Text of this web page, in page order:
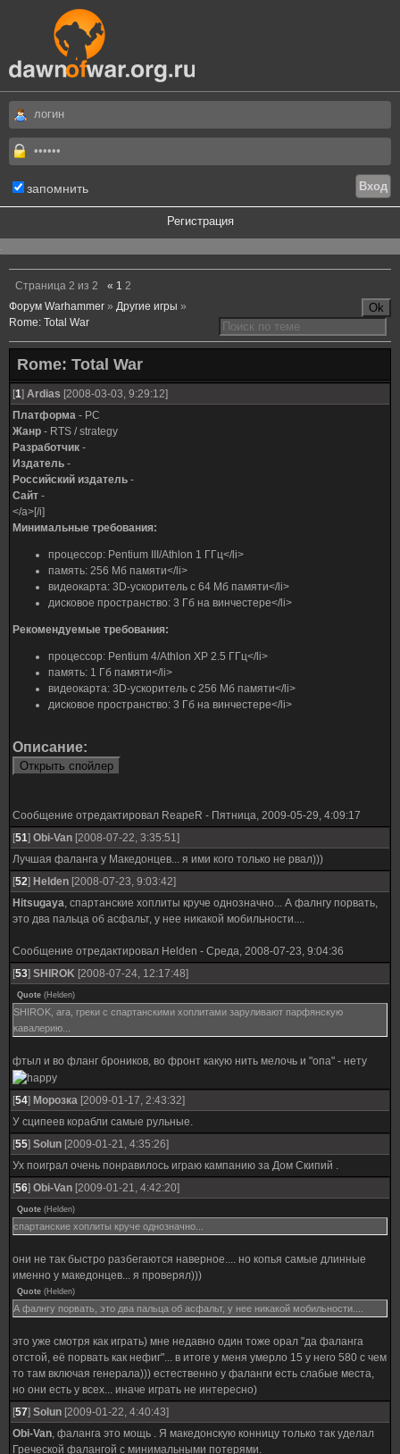
запомнить
Регистрация
.
Страница 2 из 2 « 1 2
Форум Warhammer » Другие игры »
Rome: Total War
Rome: Total War
[1] Ardias [2008-03-03, 9:29:12]
Платформа - PC
Жанр - RTS / strategy
Разработчик -
Издатель -
Российский издатель -
Сайт -
</a>[/i]
Минимальные требования:
процессор: Pentium III/Athlon 1 ГГц</li>
память: 256 Мб памяти</li>
видеокарта: 3D-ускоритель с 64 Мб памяти</li>
дисковое пространство: 3 Гб на винчестере</li>
Рекомендуемые требования:
процессор: Pentium 4/Athlon XP 2.5 ГГц</li>
память: 1 Гб памяти</li>
видеокарта: 3D-ускоритель с 256 Мб памяти</li>
дисковое пространство: 3 Гб на винчестере</li>
Описание:
Сообщение отредактировал ReapeR - Пятница, 2009-05-29, 4:09:17
[51] Obi-Van [2008-07-22, 3:35:51]
Лучшая фаланга у Македонцев... я ими кого только не рвал)))
[52] Helden [2008-07-23, 9:03:42]
Hitsugaya, спартанские хоплиты круче однозначно... А фалнгу порвать,
это два пальца об асфальт, у нее никакой мобильности....
Сообщение отредактировал Helden - Среда, 2008-07-23, 9:04:36
[53] SHIROK [2008-07-24, 12:17:48]
Quote (Helden)
SHIROK, ага, греки с спартанскими хоплитами заруливают парфянскую
кавалерию...
фтыл и во фланг броников, во фронт какую нить мелочь и "опа" - нету
[54] Морозка [2009-01-17, 2:43:32]
У сципеев корабли самые рульные.
[55] Solun [2009-01-21, 4:35:26]
Ух поиграл очень понравилось играю кампанию за Дом Скипий .
[56] Obi-Van [2009-01-21, 4:42:20]
Quote (Helden)
спартанские хоплиты круче однозначно...
они не так быстро разбегаются наверное.... но копья самые длинные
именно у македонцев... я проверял)))
Quote (Helden)
А фалнгу порвать, это два пальца об асфальт, у нее никакой мобильности....
это уже смотря как играть) мне недавно один тоже орал "да фаланга
отстой, её порвать как нефиг"... в итоге у меня умерло 15 у него 580 с чем
то там включая генерала))) естественно у фаланги есть слабые места,
но они есть у всех... иначе играть не интересно)
[57] Solun [2009-01-22, 4:40:43]
Obi-Van, фаланга это мощь . Я македонскую конницу только так уделал
Греческой фалангой с минимальными потерями.